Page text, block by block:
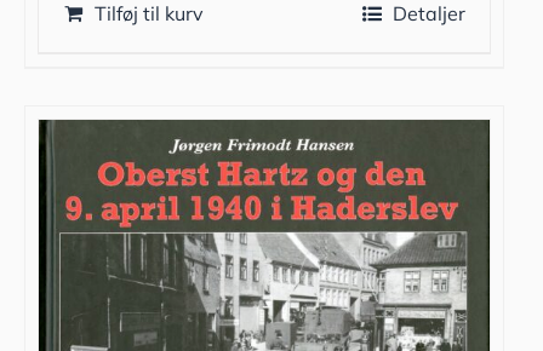
Tilføj til kurv Detaljer